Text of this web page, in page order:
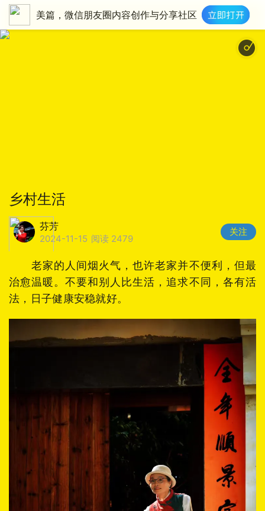
美篇，微信朋友圈内容创作与分享社区
乡村生活
芬芳
2024-11-15 阅读 2479
关注
老家的人间烟火气，也许老家并不便利，但最
治愈温暖。不要和别人比生活，追求不同，各有活
法，日子健康安稳就好。